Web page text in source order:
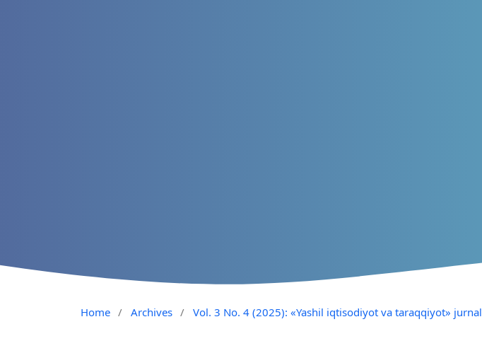
Home / Archives / Vol. 3 No. 4 (2025): «Yashil iqtisodiyot va taraqqiyot»